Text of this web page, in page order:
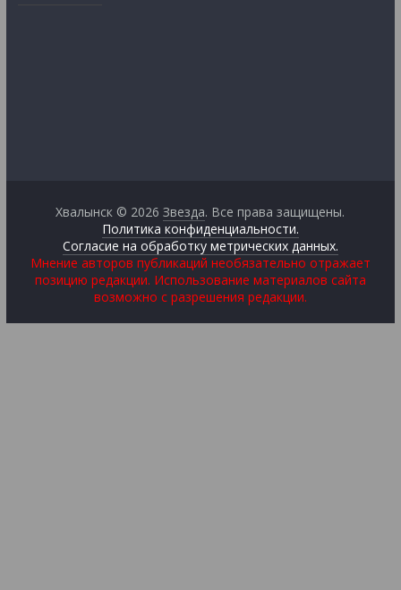
Хвалынск © 2026Звезда. Все права защищены.
Политика конфиденциальности.
Согласие на обработку метрических данных.
Мнение авторов публикаций необязательно отражает
позицию редакции. Использование материалов сайта
возможно с разрешения редакции.